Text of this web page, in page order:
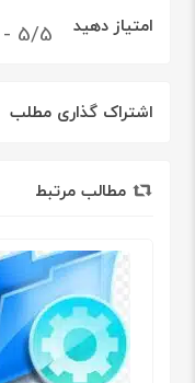
امتیاز دهید 5/5 - (5 امتیاز)
اشتراک گذاری مطلب
مطالب مرتبط